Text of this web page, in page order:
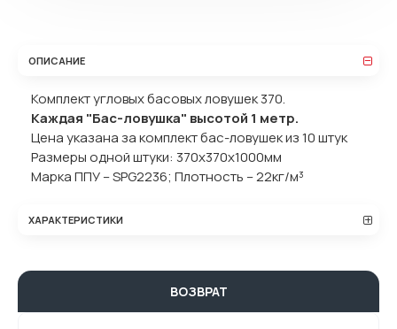
ОПИСАНИЕ
Комплект угловых басовых ловушек 370.
Каждая "Бас-ловушка" высотой 1 метр.
Цена указана за комплект бас-ловушек из 10 штук
Размеры одной штуки: 370x370x1000мм
Марка ППУ – SPG2236; Плотность – 22кг/м³
ХАРАКТЕРИСТИКИ
ВОЗВРАТ